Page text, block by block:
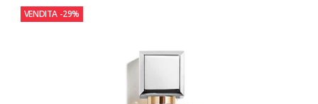
VENDITA -29%